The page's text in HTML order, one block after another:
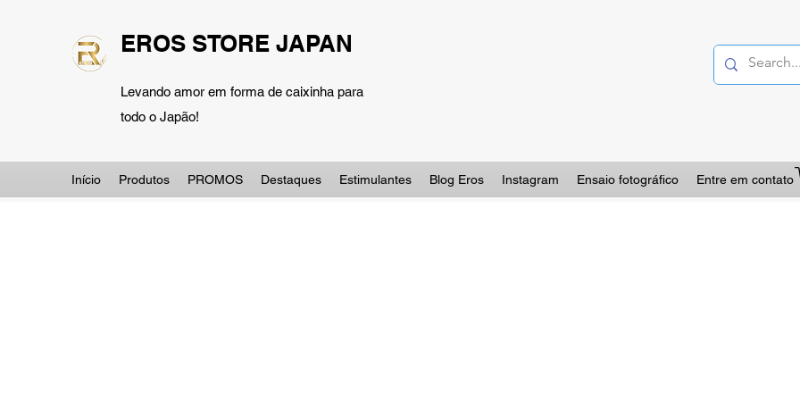
EROS STORE JAPAN
Levando amor em forma de caixinha para
todo o Japão!
Início Produtos PROMOS Destaques Estimulantes Blog Eros Instagram Ensaio fotográfico Entre em contato